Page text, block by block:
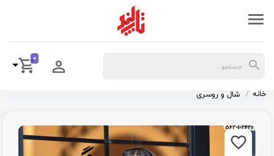
0
خانه شال و روسری